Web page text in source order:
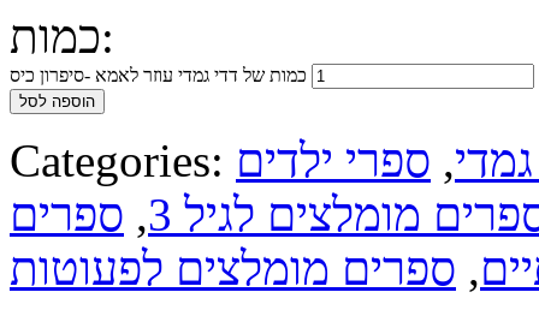
כמות:
כמות של דדי גמדי עוזר לאמא -סיפרון כיס
הוספה לסל
Categories: , ספרי ילדים
מומלצים לגיל 3
, ספרים
, ספרים מומלצים לפעוטות